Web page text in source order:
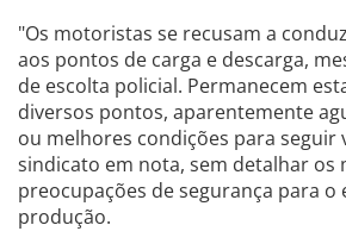
"Os motoristas se recusam a
aos pontos de carga e descarga,
de escolta policial. Permanecem
diversos pontos, aparentemente
ou melhores condições para seguir
sindicato em nota, sem detalhar os
preocupações de segurança para o
produção.